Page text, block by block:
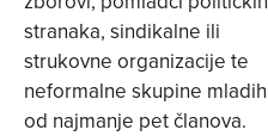
stranaka, sindikalne ili
strukovne organizacije te
neformalne skupine mladih
od najmanje pet članova.